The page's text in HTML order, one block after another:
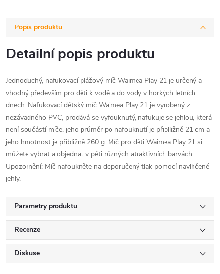
Popis produktu
Detailní popis produktu
Jednoduchý, nafukovací plážový míč Waimea Play 21 je určený a
vhodný především pro děti k vodě a do vody v horkých letních
dnech. Nafukovací dětský míč Waimea Play 21 je vyrobený z
nezávadného PVC, prodává se vyfouknutý, nafukuje se jehlou, která
není součástí míče, jeho prúměr po nafouknutí je přiblližně 21 cm a
jeho hmotnost je přibližně 260 g. Míč pro děti Waimea Play 21 si
můžete vybrat a objednat v pěti různých atraktivních barvách.
Upozornění: Míč nafoukněte na doporučený tlak pomocí navlhčené
jehly.
Parametry produktu
Recenze
Diskuse